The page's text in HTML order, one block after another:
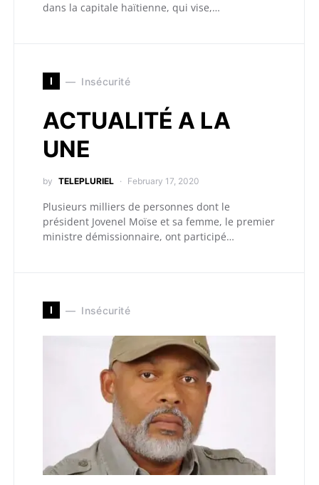
dans la capitale haïtienne, qui vise,…
I Insécurité
ACTUALITÉ A LA
UNE
by TELEPLURIEL February 17, 2020
Plusieurs milliers de personnes dont le
président Jovenel Moïse et sa femme, le premier
ministre démissionnaire, ont participé…
I Insécurité